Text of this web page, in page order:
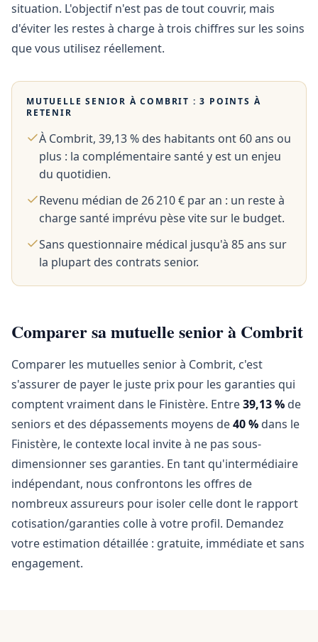
situation. L'objectif n'est pas de tout couvrir, mais
d'éviter les restes à charge à trois chiffres sur les soins
que vous utilisez réellement.
MUTUELLE SENIOR ÀCOMBRIT : 3 POINTS À
RETENIR
À Combrit, 39,13 % des habitants ont 60 ans ou
plus : la complémentaire santé y est un enjeu
du quotidien.
Revenu médian de 26 210 € par an : un reste à
charge santé imprévu pèse vite sur le budget.
Sans questionnaire médical jusqu'à 85 ans sur
la plupart des contrats senior.
Comparer sa mutuelle senior à Combrit
Comparer les mutuelles senior à Combrit, c'est
s'assurer de payer le juste prix pour les garanties qui
comptent vraiment dans le Finistère. Entre39,13 % de
seniors et des dépassements moyens de40 % dans le
Finistère, le contexte local invite à ne pas sous-
dimensionner ses garanties. En tant qu'intermédiaire
indépendant, nous confrontons les offres de
nombreux assureurs pour isoler celle dont le rapport
cotisation/garanties colle à votre profil. Demandez
votre estimation détaillée : gratuite, immédiate et sans
engagement.